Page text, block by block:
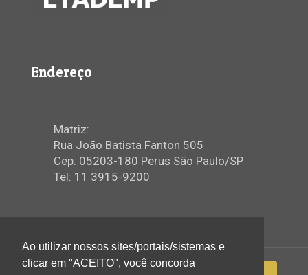
Endereço
Matriz:
Rua João Batista Fanton 505
Cep: 05203-180 Perus São Paulo/SP
Tel: 11 3915-9200
Ao utilizar nossos sites/portais/sistemas e
clicar em "ACEITO", você concorda